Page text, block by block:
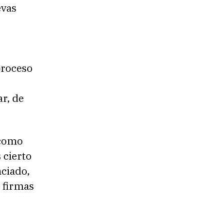
de
cierto
firmas